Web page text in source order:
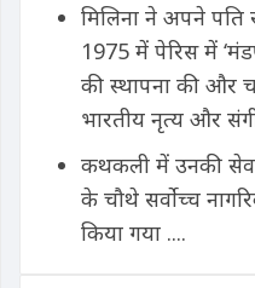
मिलिना ने अपने
1975 में पेरिस में
की स्थापना की
भारतीय नृत्य और
कथकली में उनकी
के चौथे सर्वोच्च
किया गया ....